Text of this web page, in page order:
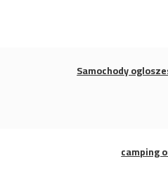
Samochody
camping